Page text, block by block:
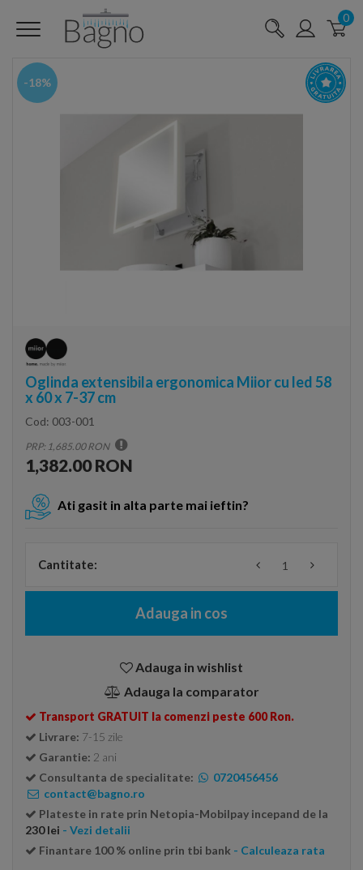
0
-18%
Oglinda extensibila ergonomica Miior cu led 58
x 60 x 7-37 cm
Cod: 003-001
PRP: 1,685.00 RON
1,382.00 RON
Ati gasit in alta parte mai ieftin?
Cantitate:
Adauga in cos
Adauga in wishlist
Adauga la comparator
Transport GRATUIT la comenzi peste 600 Ron.
Livrare: 7-15 zile
Garantie: 2 ani
Consultanta de specialitate:
0720456456
contact@bagno.ro
Plateste in rate prin Netopia-Mobilpay incepand de la
230 lei - Vezi detalii
Finantare 100 % online prin tbi bank - Calculeaza rata